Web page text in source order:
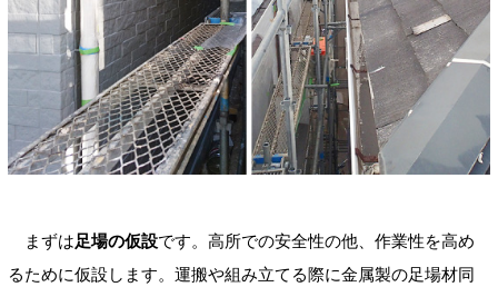
まずは足場の仮設です。高所での安全性の他、作業性を高め
るために仮設します。運搬や組み立てる際に金属製の足場材同